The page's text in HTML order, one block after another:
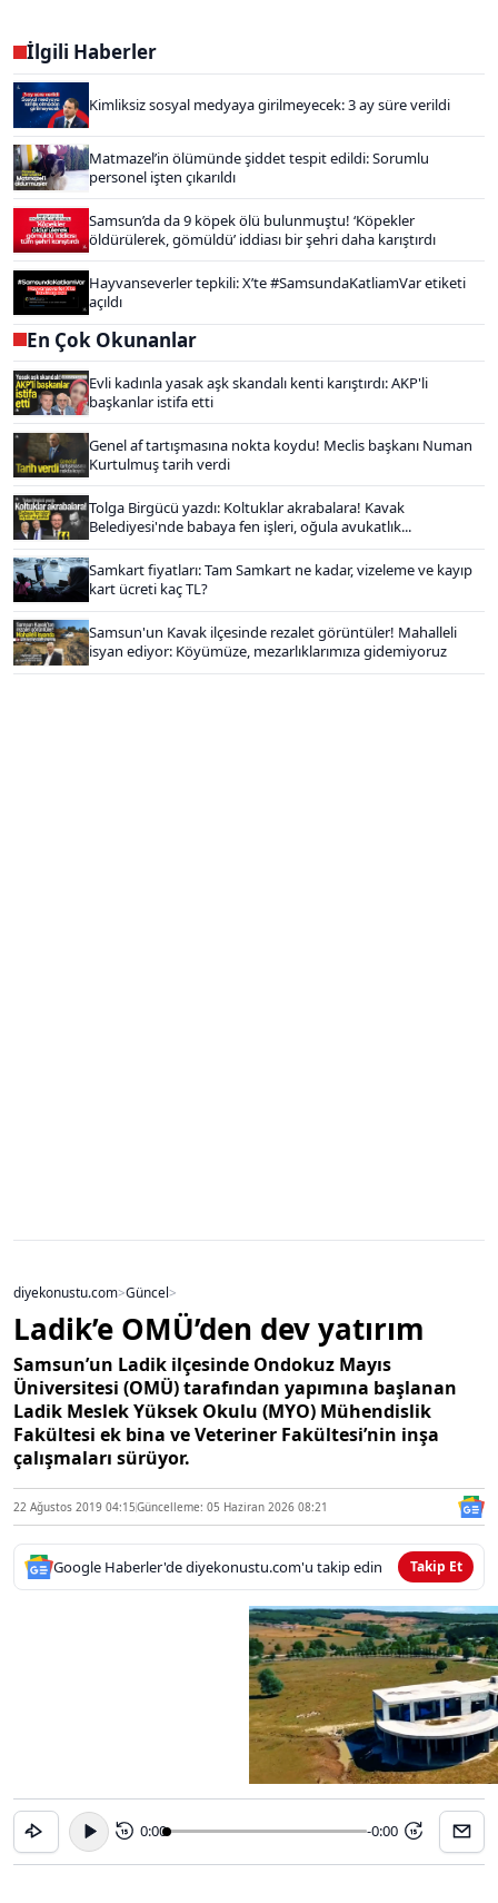
İlgili Haberler
Kimliksiz sosyal medyaya girilmeyecek: 3 ay süre verildi
Matmazel’in ölümünde şiddet tespit edildi: Sorumlu
personel işten çıkarıldı
Samsun’da da 9 köpek ölü bulunmuştu! ‘Köpekler
öldürülerek, gömüldü’ iddiası bir şehri daha karıştırdı
Hayvanseverler tepkili: X’te #SamsundaKatliamVar etiketi
açıldı
En Çok Okunanlar
Evli kadınla yasak aşk skandalı kenti karıştırdı: AKP'li
başkanlar istifa etti
Genel af tartışmasına nokta koydu! Meclis başkanı Numan
Kurtulmuş tarih verdi
Tolga Birgücü yazdı: Koltuklar akrabalara! Kavak
Belediyesi'nde babaya fen işleri, oğula avukatlık...
Samkart fiyatları: Tam Samkart ne kadar, vizeleme ve kayıp
kart ücreti kaç TL?
Samsun'un Kavak ilçesinde rezalet görüntüler! Mahalleli
isyan ediyor: Köyümüze, mezarlıklarımıza gidemiyoruz
diyekonustu.com>Güncel>
Ladik’e OMÜ’den dev yatırım
Samsun’un Ladik ilçesinde Ondokuz Mayıs
Üniversitesi (OMÜ) tarafından yapımına başlanan
Ladik Meslek Yüksek Okulu (MYO) Mühendislik
Fakültesi ek bina ve Veteriner Fakültesi’nin inşa
çalışmaları sürüyor.
22 Ağustos 2019 04:15Güncelleme: 05 Haziran 2026 08:21
Google Haberler'de diyekonustu.com'u takip edin Takip Et
15 0:00 -0:00 15